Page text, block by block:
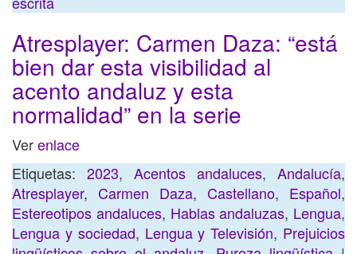
Atresplayer: Carmen Daza: “está
bien dar esta visibilidad al
acento andaluz y esta
normalidad” en la serie
Verenlace
Etiquetas: 2023, Acentos andaluces, Andalucía,
Atresplayer, Carmen Daza, Castellano, Español,
Estereotipos andaluces, Hablas andaluzas, Lengua,
Lengua y sociedad, Lengua y Televisión, Prejuicios